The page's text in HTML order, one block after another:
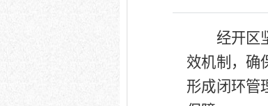
经开区
效机制，确
形成闭环管